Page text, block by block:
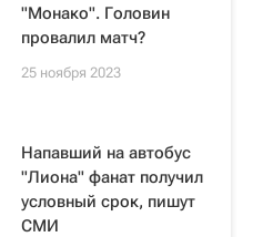
"Монако". Головин
провалил матч?
25 ноября 2023
Напавший на автобус
"Лиона" фанат получил
условный срок, пишут
СМИ